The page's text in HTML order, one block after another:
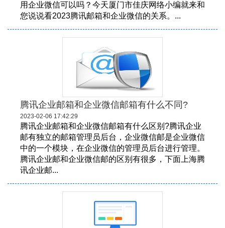
用企业微信可以吗？今天厦门市佳庆网络小编就来和
您说说看2023腾讯邮箱和企业微信的关系。...
腾讯企业邮箱和企业微信邮箱有什么不同?
2023-02-06 17:42:29
腾讯企业邮箱和企业微信邮箱有什么区别?腾讯企业
邮有独立的邮箱管理员后台，企业微信邮是企业微信
中的一个模块，在企业微信的管理员后台进行管理。
腾讯企业邮和企业微信邮的区别有很多，下面上海腾
讯企业邮...